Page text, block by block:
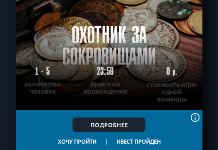
ОХОТНИК ЗА
СОКРОВИЩАМИ
1 - 5
количество
человек
23:59
время на
прохождение
0р.
стоимость игры
одной
команды
ПОДРОБНЕЕ
ХОЧУ ПРОЙТИ | КВЕСТ ПРОЙДЕН